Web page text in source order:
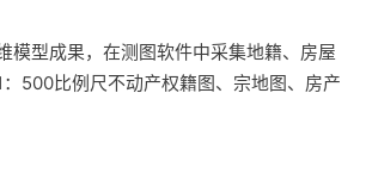
模型成果，在测图软件中采集地籍、房屋
500比例尺不动产权籍图、宗地图、房产